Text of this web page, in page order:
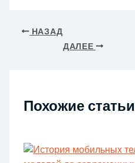
НАЗАД
ДАЛЕЕ
Похожие статьи